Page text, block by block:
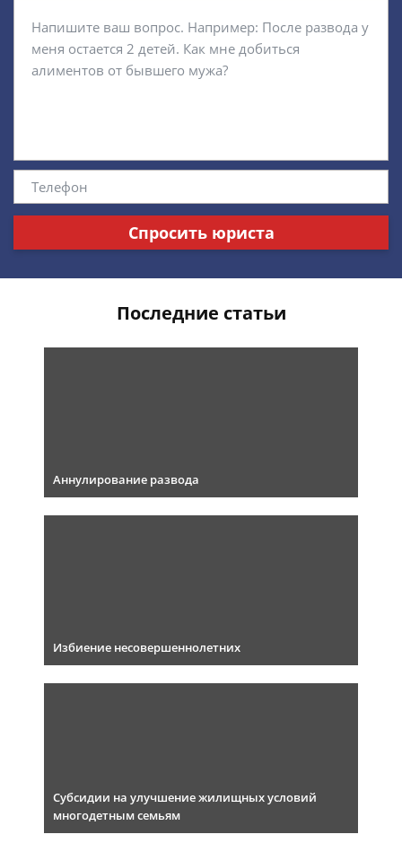
Спросить юриста
Последние статьи
Аннулирование развода
Избиение несовершеннолетних
Субсидии на улучшение жилищных условий
многодетным семьям